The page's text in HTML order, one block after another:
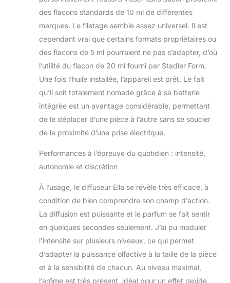
des flacons standards de 10 ml de différentes
marques. Le filetage semble assez universel. Il est
cependant vrai que certains formats propriétaires ou
des flacons de 5 ml pourraient ne pas s’adapter, d’où
l’utilité du flacon de 20 ml fourni par Stadler Form.
Une fois l’huile installée, l’appareil est prêt. Le fait
qu’il soit totalement nomade grâce à sa batterie
intégrée est un avantage considérable, permettant
de le déplacer d’une pièce à l’autre sans se soucier
de la proximité d’une prise électrique.
Performances à l’épreuve du quotidien : intensité,
autonomie et discrétion
À l’usage, le diffuseur Ella se révèle très efficace, à
condition de bien comprendre son champ d’action.
La diffusion est puissante et le parfum se fait sentir
en quelques secondes seulement. J’ai pu moduler
l’intensité sur plusieurs niveaux, ce qui permet
d’adapter la puissance olfactive à la taille de la pièce
et à la sensibilité de chacun. Au niveau maximal,
l’arôme est très présent, idéal pour un effet rapide.